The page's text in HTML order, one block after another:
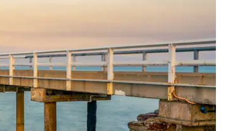
omhoog en omlaag, óf door te tikken of swipen.